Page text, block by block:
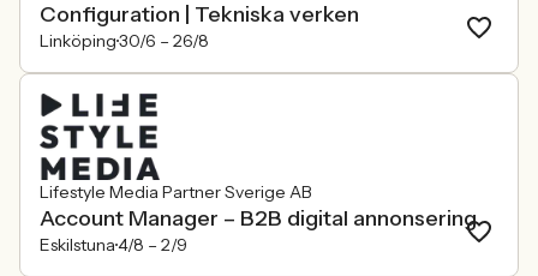
Configuration | Tekniska verken
Linköping30/6 – 26/8
Lifestyle Media Partner Sverige AB
Account Manager – B2B digital annonsering
Eskilstuna4/8 – 2/9